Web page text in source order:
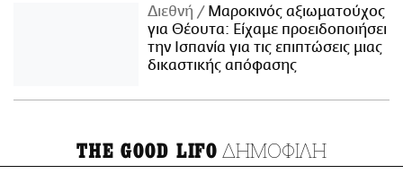
Διεθνή
Μαροκινός αξιωματούχος
για Θέουτα: Είχαμε προειδοποιήσει
την Ισπανία για τις επιπτώσεις μιας
δικαστικής απόφασης
THE GOOD LIFO ΔΗΜΟΦΙΛΗ